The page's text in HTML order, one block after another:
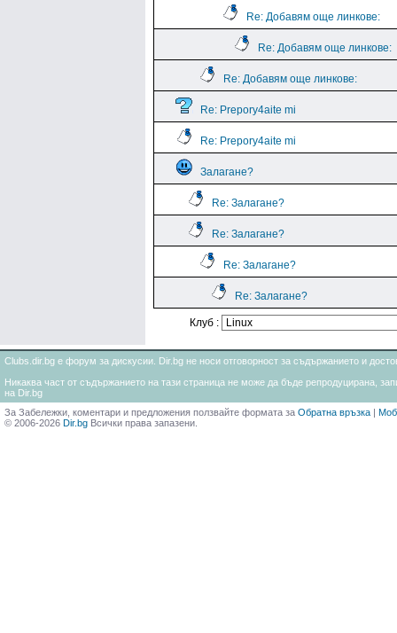
Re: Добавям още линкове:
Re: Добавям още линкове:
Re: Добавям още линкове:
Re: Prepory4aite mi
Re: Prepory4aite mi
Залагане?
Re: Залагане?
Re: Залагане?
Re: Залагане?
Re: Залагане?
Клуб :
Clubs.dir.bg е форум за дискусии. Dir.bg не носи отговорност за съдържанието и
Никаква част от съдържанието на тази страница не може да бъде репродуцирана,
на Dir.bg
За Забележки, коментари и предложения ползвайте формата за Обратна връзка |
© 2006-2026 Dir.bg Всички права запазени.